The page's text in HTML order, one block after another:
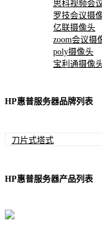
思科视频会
罗技会议摄
亿联摄像头
zoom会议摄
poly摄像头
宝利通摄像
HP惠普服务器品牌列表
刀片式塔式
HP惠普服务器产品列表